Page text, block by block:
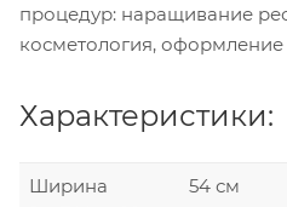
процедур: наращивание
косметология, оформление
Характеристики:
Ширина
54 см